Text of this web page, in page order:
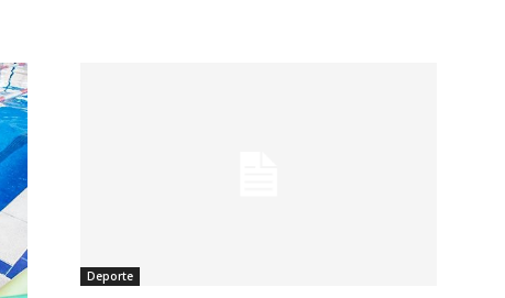
Deporte